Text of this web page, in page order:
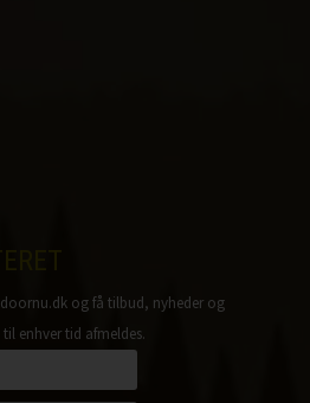
og få tilbud, nyheder og
enhver tid afmeldes.